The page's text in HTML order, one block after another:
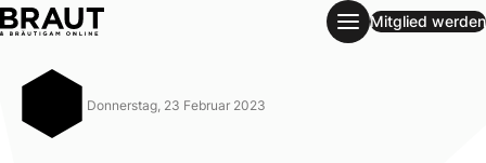
Mitglied werden
Donnerstag, 23 Februar 2023